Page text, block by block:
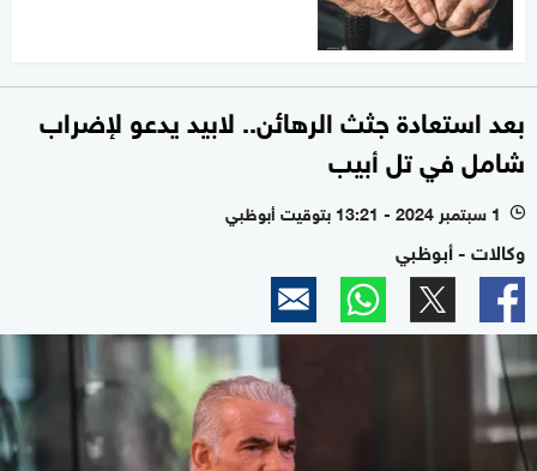
بعد استعادة جثث الرهائن.. لابيد يدعو لإضراب
شامل في تل أبيب
l 1 سبتمبر 2024 - 13:21 بتوقيت أبوظبي
وكالات - أبوظبي